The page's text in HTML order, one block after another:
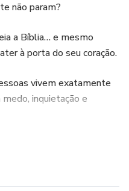
não param?
a Bíblia… e mesmo
à porta do seu coração.
vivem exatamente
inquietação e
e Jesus nos ensinou um